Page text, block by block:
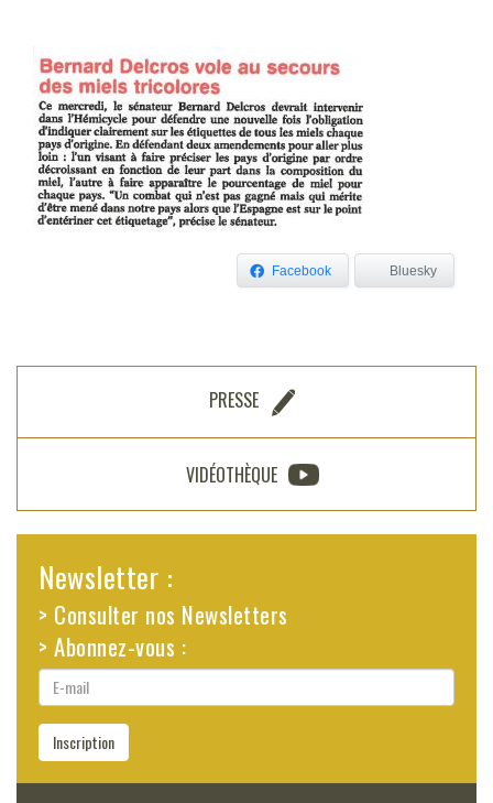
Facebook Bluesky
PRESSE
VIDÉOTHÈQUE
Newsletter :
> Consulter nos Newsletters
> Abonnez-vous :
E-
mail
Inscription